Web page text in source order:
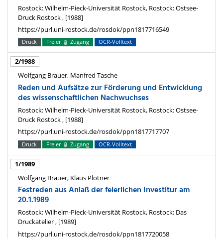
Rostock: Wilhelm-Pieck-Universität Rostock, Rostock: Ostsee-
Druck Rostock , [1988]
https://purl.uni-rostock.de/rosdok/ppn1817716549
Druck Freier Zugang OCR-Volltext
2/1988
Wolfgang Brauer, Manfred Tasche
Reden und Aufsätze zur Förderung und Entwicklung
des wissenschaftlichen Nachwuchses
Rostock: Wilhelm-Pieck-Universität Rostock, Rostock: Ostsee-
Druck Rostock , [1988]
https://purl.uni-rostock.de/rosdok/ppn1817717707
Druck Freier Zugang OCR-Volltext
1/1989
Wolfgang Brauer, Klaus Plötner
Festreden aus Anlaß der feierlichen Investitur am
20.1.1989
Rostock: Wilhelm-Pieck-Universität Rostock, Rostock: Das
Druckatelier , [1989]
https://purl.uni-rostock.de/rosdok/ppn1817720058